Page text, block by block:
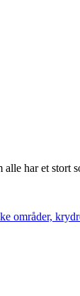
alle har et stort